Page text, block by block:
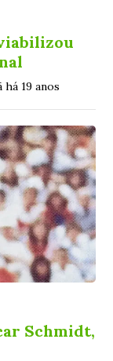
19 anos
Schmidt,